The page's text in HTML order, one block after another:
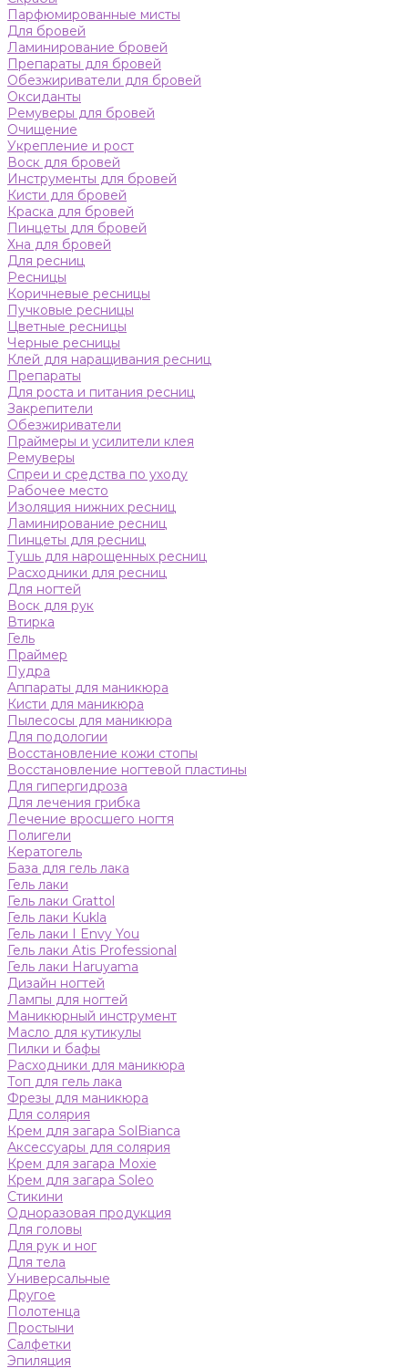
Парфюмированные мисты
Для бровей
Ламинирование бровей
Препараты для бровей
Обезжириватели для бровей
Оксиданты
Ремуверы для бровей
Очищение
Укрепление и рост
Воск для бровей
Инструменты для бровей
Кисти для бровей
Краска для бровей
Пинцеты для бровей
Хна для бровей
Для ресниц
Ресницы
Коричневые ресницы
Пучковые ресницы
Цветные ресницы
Черные ресницы
Клей для наращивания ресниц
Препараты
Для роста и питания ресниц
Закрепители
Обезжириватели
Праймеры и усилители клея
Ремуверы
Спреи и средства по уходу
Рабочее место
Изоляция нижних ресниц
Ламинирование ресниц
Пинцеты для ресниц
Тушь для нарощенных ресниц
Расходники для ресниц
Для ногтей
Воск для рук
Втирка
Гель
Праймер
Пудра
Аппараты для маникюра
Кисти для маникюра
Пылесосы для маникюра
Для подологии
Восстановление кожи стопы
Восстановление ногтевой пластины
Для гипергидроза
Для лечения грибка
Лечение вросшего ногтя
Полигели
Кератогель
База для гель лака
Гель лаки
Гель лаки Grattol
Гель лаки Kukla
Гель лаки I Envy You
Гель лаки Atis Professional
Гель лаки Haruyama
Дизайн ногтей
Лампы для ногтей
Маникюрный инструмент
Масло для кутикулы
Пилки и бафы
Расходники для маникюра
Топ для гель лака
Фрезы для маникюра
Для солярия
Крем для загара SolBianca
Аксессуары для солярия
Крем для загара Moxie
Крем для загара Soleo
Стикини
Одноразовая продукция
Для головы
Для рук и ног
Для тела
Универсальные
Другое
Полотенца
Простыни
Салфетки
Эпиляция